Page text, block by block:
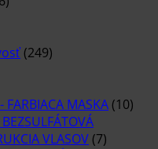
(249)
FARBIACA MASKA (10)
VLASOV (7)